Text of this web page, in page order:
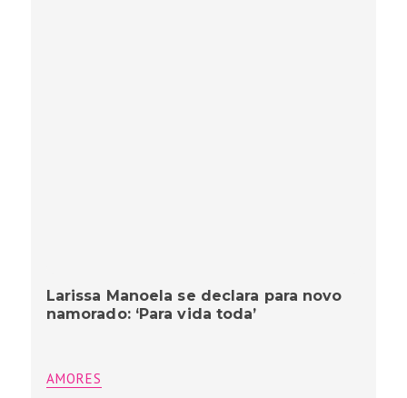
Larissa Manoela se declara para novo
namorado: ‘Para vida toda’
AMORES